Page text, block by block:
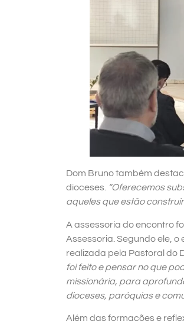
Dom Bruno também
dioceses. “Oferecemos
aqueles que estão
A assessoria do encontro
Assessoria. Segundo ele,
realizada pela Pastoral do
foi feito e pensar no que
missionária, para
dioceses, paróquias e
Além das formações e